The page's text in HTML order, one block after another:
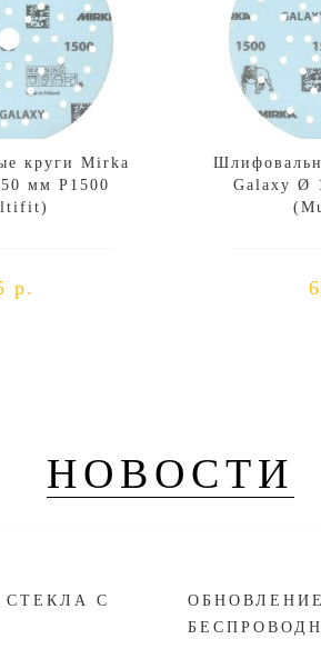
круги Mirka
мм P1500
р.
Galaxy Ø
НОВОСТИ
С
ОБНОВЛЕНИЕ